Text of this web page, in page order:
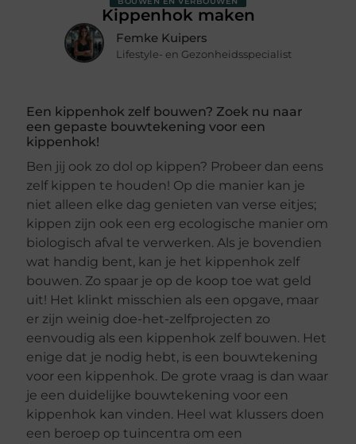
Kippenhok maken
Femke Kuipers
Lifestyle- en Gezonheidsspecialist
Een kippenhok zelf bouwen? Zoek nu naar
een gepaste bouwtekening voor een
kippenhok!
Ben jij ook zo dol op kippen? Probeer dan eens
zelf kippen te houden! Op die manier kan je
niet alleen elke dag genieten van verse eitjes;
kippen zijn ook een erg ecologische manier om
biologisch afval te verwerken. Als je bovendien
wat handig bent, kan je het kippenhok zelf
bouwen. Zo spaar je op de koop toe wat geld
uit! Het klinkt misschien als een opgave, maar
er zijn weinig doe-het-zelfprojecten zo
eenvoudig als een kippenhok zelf bouwen. Het
enige dat je nodig hebt, is een bouwtekening
voor een kippenhok. De grote vraag is dan waar
je een duidelijke bouwtekening voor een
kippenhok kan vinden. Heel wat klussers doen
een beroep op tuincentra om een